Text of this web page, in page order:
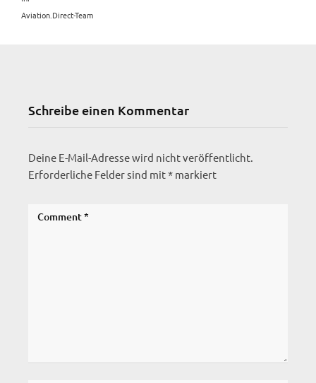
Aviation.Direct-Team
Schreibe einen Kommentar
Deine E-Mail-Adresse wird nicht veröffentlicht.
Erforderliche Felder sind mit* markiert